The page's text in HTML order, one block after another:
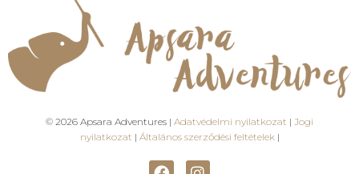
© 2026 Apsara Adventures | Adatvédelmi nyilatkozat | Jogi
nyilatkozat | Általános szerződési feltételek|